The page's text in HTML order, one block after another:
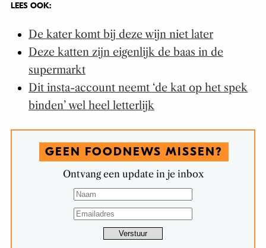
LEES OOK:
De kater komt bij deze wijn niet later
Deze katten zijn eigenlijk de baas in de
supermarkt
Dit insta-account neemt ‘de kat op het spek
binden’ wel heel letterlijk
GEEN FOODNEWS MISSEN?
Ontvang een update in je inbox